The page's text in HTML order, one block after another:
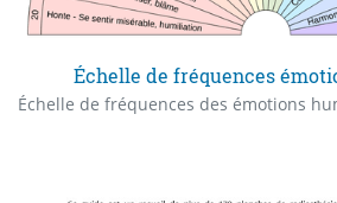
Échelle de fréquences
Échelle de fréquences des émotions